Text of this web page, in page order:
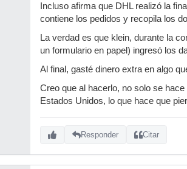
Incluso afirma que DHL realizó la
contiene los pedidos y recopila los
La verdad es que klein, durante la
un formulario en papel) ingresó los
Al final, gasté dinero extra en algo
Creo que al hacerlo, no solo se
Estados Unidos, lo que hace que
Responder Citar